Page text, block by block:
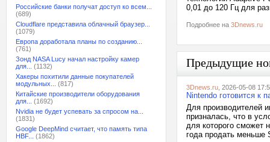
Российские банки получат доступ ко всем...
(689)
Cloudflare представила облачный браузер...
(1079)
Европа доработала планы по созданию...
(761)
Зонд NASA Lucy начал настройку камер
для...
(1132)
Хакеры похитили данные покупателей
модульных...
(817)
Китайские производители оборудования
для...
(1692)
Nvidia не будет успевать за спросом на...
(1831)
Google DeepMind считает, что память типа
HBF...
(1862)
0,01 до 120 Гц для
Подробнее на 3Dnews.ru
Предыдущие
3Dnews.ru , 2026-05-08
Nintendo готовится к
Для производителей
призналась, что в
для которого сможет
года продать меньше